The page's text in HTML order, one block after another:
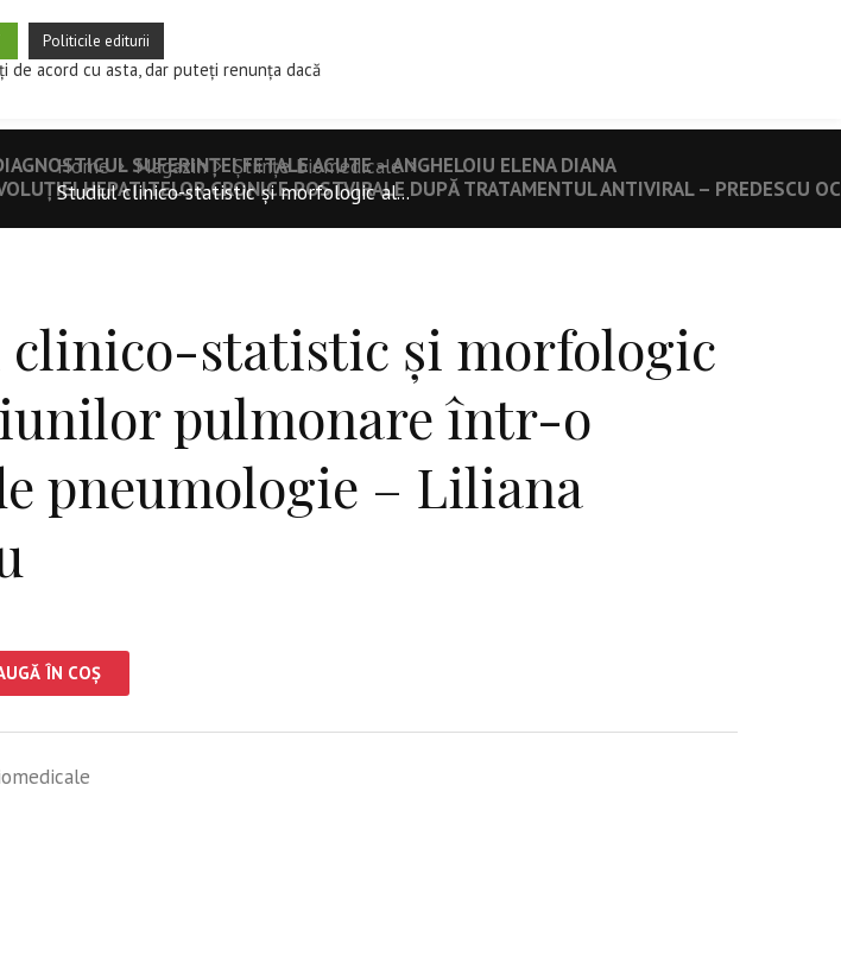
CUM PUBLIC? REVISTE STIINTIFICE
SUFERINȚEI FETALE ACUTE – ANGHELOIU ELENA DIANA
HEPATITELOR CRONICE POSTVIRALE DUPĂ TRATAMENTUL ANTIVIRAL – PREDESCU
Home Magazin
Științe biomedicale
Studiul clinico-statistic și morfologic al...
clinico-statistic și morfologic
pulmonare într-o
pneumologie – Liliana
ÎN COȘ
Politicile editurii
acord cu asta, dar puteți renunța dacă